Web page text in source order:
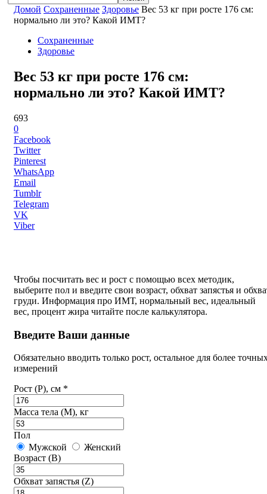
Домой Сохраненные Здоровье Вес 53 кг при росте 176 см:
нормально ли это? Какой ИМТ?
Сохраненные
Здоровье
Вес 53 кг при росте 176 см:
нормально ли это? Какой ИМТ?
693
0
Facebook
Twitter
Pinterest
WhatsApp
Email
Tumblr
Telegram
VK
Viber
Чтобы посчитать вес и рост с помощью всех методик,
выберите пол и введите свои возраст, обхват запястья и
груди. Информация про ИМТ, нормальный вес, идеальный
вес, процент жира читайте после калькулятора.
Введите Ваши данные
Обязательно вводить только рост, остальное для более
измерений
Рост (P), см *
Масса тела (M), кг
Пол
Мужской
Женский
Возраст (B)
Обхват запястья (Z)